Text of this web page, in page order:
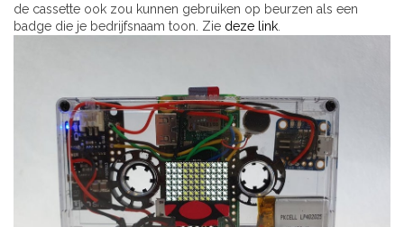
de cassette ook zou kunnen gebruiken op beurzen als een
badge die je bedrijfsnaam toon. Zie deze link